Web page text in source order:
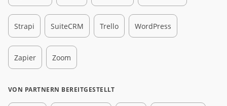
Strapi SuiteCRM Trello WordPress
Zapier Zoom
VON PARTNERN BEREITGESTELLT